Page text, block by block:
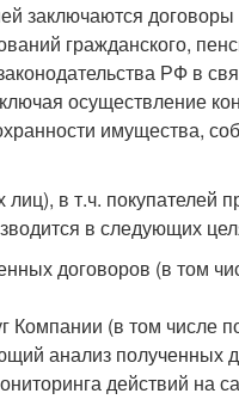
заключаются договоры
гражданского,
РФ в
осуществление
имущества,
в т.ч. покупателей
в следующих
договоров (в том
Компании (в том числе
анализ полученных
действий на